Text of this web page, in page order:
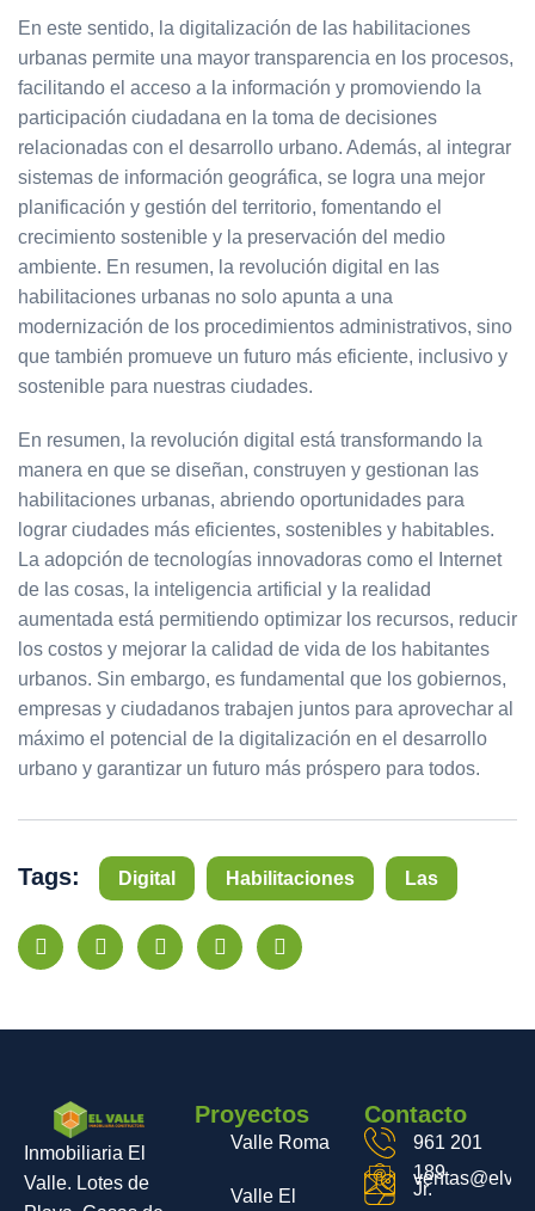
En este sentido, la digitalización de las habilitaciones
urbanas permite una mayor transparencia en los procesos,
facilitando el acceso a la información y promoviendo la
participación ciudadana en la toma de decisiones
relacionadas con el desarrollo urbano. Además, al integrar
sistemas de información geográfica, se logra una mejor
planificación y gestión del territorio, fomentando el
crecimiento sostenible y la preservación del medio
ambiente. En resumen, la revolución digital en las
habilitaciones urbanas no solo apunta a una
modernización de los procedimientos administrativos, sino
que también promueve un futuro más eficiente, inclusivo y
sostenible para nuestras ciudades.
En resumen, la revolución digital está transformando la
manera en que se diseñan, construyen y gestionan las
habilitaciones urbanas, abriendo oportunidades para
lograr ciudades más eficientes, sostenibles y habitables.
La adopción de tecnologías innovadoras como el Internet
de las cosas, la inteligencia artificial y la realidad
aumentada está permitiendo optimizar los recursos, reducir
los costos y mejorar la calidad de vida de los habitantes
urbanos. Sin embargo, es fundamental que los gobiernos,
empresas y ciudadanos trabajen juntos para aprovechar al
máximo el potencial de la digitalización en el desarrollo
urbano y garantizar un futuro más próspero para todos.
Tags: Digital Habilitaciones Las
Inmobiliaria El
Valle. Lotes de
Proyectos
Valle Roma
Valle El
Contacto
961 201
189
Jr.